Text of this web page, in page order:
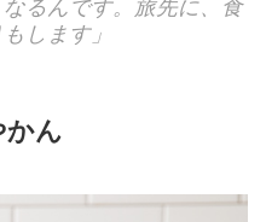
るんです。旅先に、食
します」
かん